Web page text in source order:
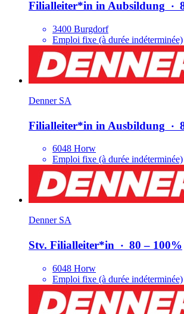
Filialleiter*​in in Aubsildung ‧
3400 Burgdorf
Emploi fixe (à durée indéterminée)
Denner SA
Filialleiter*​in in Ausbildung ‧
6048 Horw
Emploi fixe (à durée indéterminée)
Denner SA
Stv. Filialleiter*​in ‧ 80 – 100%
6048 Horw
Emploi fixe (à durée indéterminée)